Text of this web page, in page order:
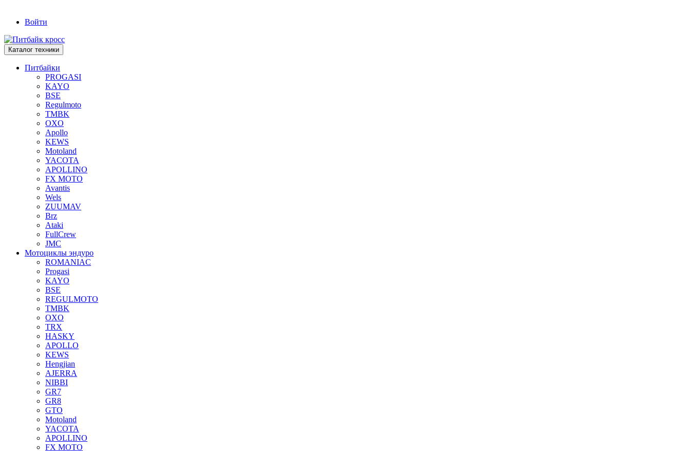
Войти
Каталог техники
Питбайки
PROGASI
KAYO
BSE
Regulmoto
TMBK
OXO
Apollo
KEWS
Motoland
YACOTA
APOLLINO
FX MOTO
Avantis
Wels
ZUUMAV
Brz
Ataki
FullCrew
JMC
Мотоциклы эндуро
ROMANIAC
Progasi
KAYO
BSE
REGULMOTO
TMBK
OXO
TRX
HASKY
APOLLO
KEWS
Hengjian
AJERRA
NIBBI
GR7
GR8
GTO
Motoland
YACOTA
APOLLINO
FX MOTO